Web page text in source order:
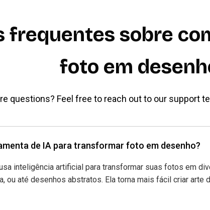
frequentes sobre
foto em
questions? Feel free to reach out to our support
de IA para transformar foto em desenho?
inteligência artificial para transformar suas fotos em
ou até desenhos abstratos. Ela torna mais fácil criar